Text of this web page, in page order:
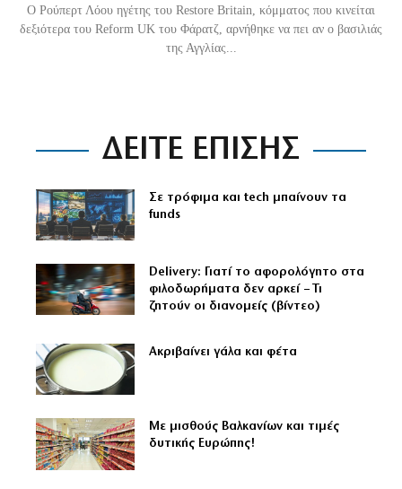
O Ρούπερτ Λόου ηγέτης του Restore Britain, κόμματος που κινείται
δεξιότερα του Reform UK του Φάρατζ, αρνήθηκε να πει αν ο βασιλιάς
της Αγγλίας...
ΔΕΙΤΕ ΕΠΙΣΗΣ
Σε τρόφιμα και tech μπαίνουν τα
funds
Delivery: Γιατί το αφορολόγητο στα
φιλοδωρήματα δεν αρκεί – Τι
ζητούν οι διανομείς (βίντεο)
Aκριβαίνει γάλα και φέτα
Με μισθούς Βαλκανίων και τιμές
δυτικής Ευρώπης!